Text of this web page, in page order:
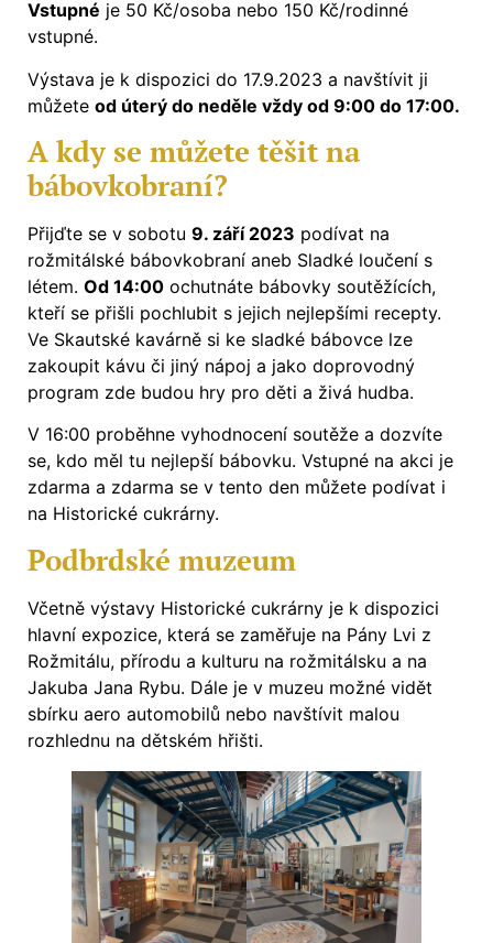
Vstupné je 50 Kč/osoba nebo 150 Kč/rodinné
vstupné.
Výstava je k dispozici do 17.9.2023 a navštívit ji
můžete od úterý do neděle vždy od 9:00 do 17:00.
A kdy se můžete těšit na
bábovkobraní?
Přijďte se v sobotu 9. září 2023 podívat na
rožmitálské bábovkobraní aneb Sladké loučení s
létem. Od 14:00 ochutnáte bábovky soutěžících,
kteří se přišli pochlubit s jejich nejlepšími recepty.
Ve Skautské kavárně si ke sladké bábovce lze
zakoupit kávu či jiný nápoj a jako doprovodný
program zde budou hry pro děti a živá hudba.
V 16:00 proběhne vyhodnocení soutěže a dozvíte
se, kdo měl tu nejlepší bábovku. Vstupné na akci je
zdarma a zdarma se v tento den můžete podívat i
na Historické cukrárny.
Podbrdské muzeum
Včetně výstavy Historické cukrárny je k dispozici
hlavní expozice, která se zaměřuje na Pány Lvi z
Rožmitálu, přírodu a kulturu na rožmitálsku a na
Jakuba Jana Rybu. Dále je v muzeu možné vidět
sbírku aero automobilů nebo navštívit malou
rozhlednu na dětském hřišti.